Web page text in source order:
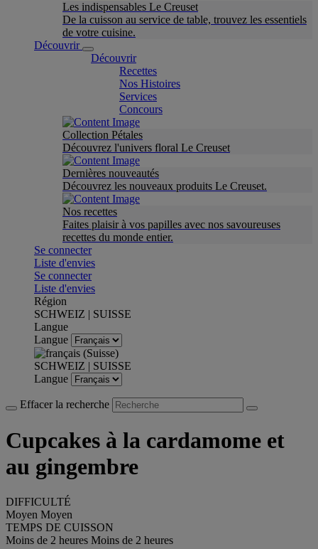
Les indispensables Le Creuset
De la cuisson au service de table, trouvez les essentiels
de votre cuisine.
Découvrir
Découvrir
Recettes
Nos Histoires
Services
Concours
Collection Pétales
Découvrez l'univers floral Le Creuset
Dernières nouveautés
Découvrez les nouveaux produits Le Creuset.
Nos recettes
Faites plaisir à vos papilles avec nos savoureuses
recettes du monde entier.
Se connecter
Liste d'envies
Se connecter
Liste d'envies
Région
SCHWEIZ | SUISSE
Langue
Langue
SCHWEIZ | SUISSE
Langue
Effacer la recherche
Cupcakes à la cardamome et
au gingembre
DIFFICULTÉ
Moyen Moyen
TEMPS DE CUISSON
Moins de 2 heures Moins de 2 heures